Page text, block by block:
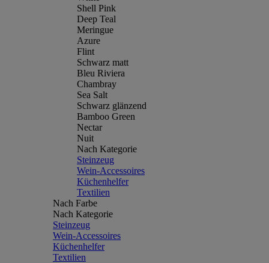
Shell Pink
Deep Teal
Meringue
Azure
Flint
Schwarz matt
Bleu Riviera
Chambray
Sea Salt
Schwarz glänzend
Bamboo Green
Nectar
Nuit
Nach Kategorie
Steinzeug
Wein-Accessoires
Küchenhelfer
Textilien
Nach Farbe
Nach Kategorie
Steinzeug
Wein-Accessoires
Küchenhelfer
Textilien